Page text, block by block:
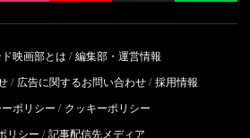
映画部とは
編集部・運営情報
広告に関するお問い合わせ 採用情報
ポリシー
クッキーポリシー
リシー
記事配信先メディア